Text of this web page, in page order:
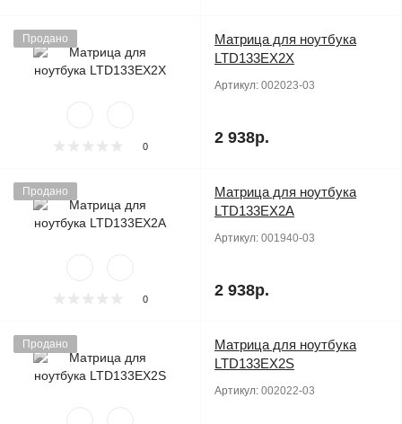
Продано
0
Матрица для ноутбука
LTD133EX2X
Артикул: 002023-03
2 938р.
Продано
0
Матрица для ноутбука
LTD133EX2A
Артикул: 001940-03
2 938р.
Продано
Матрица для ноутбука
LTD133EX2S
Артикул: 002022-03